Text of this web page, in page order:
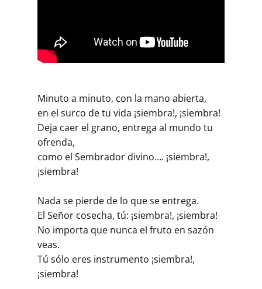
Minuto a minuto, con la mano abierta,
en el surco de tu vida ¡siembra!, ¡siembra!
Deja caer el grano, entrega al mundo tu
ofrenda,
como el Sembrador divino…. ¡siembra!,
¡siembra!
Nada se pierde de lo que se entrega.
El Señor cosecha, tú: ¡siembra!, ¡siembra!
No importa que nunca el fruto en sazón
veas.
Tú sólo eres instrumento ¡siembra!,
¡siembra!